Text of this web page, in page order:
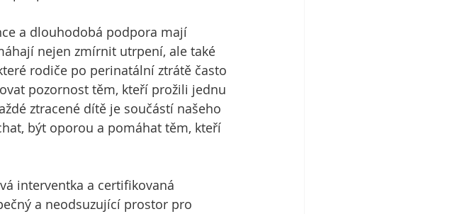
a dlouhodobá podpora mají
nejen zmírnit utrpení, ale také
rodiče po perinatální ztrátě často
pozornost těm, kteří prožili jednu
ztracené dítě je součástí našeho
být oporou a pomáhat těm, kteří
interventka a certifikovaná
a neodsuzující prostor pro